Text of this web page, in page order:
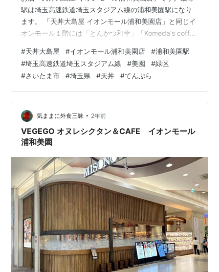
駅は埼玉高速鉄道埼玉スタジアム線の浦和美園駅になり
ます。 「天丼大島屋 イオンモール浦和美園店」と同じイ
オンモール１階には「とんかつ和幸」「Komeda's coffee
RESTAURANT ピエトロ」「おひつごはん 四六時中」
「chawan」「STARBUCKS COFFEE スターバックスコ
ーヒー」「 RAKERU ラケル」「神楽食堂 串家物語」「い
しがまやハンバーグ」「紅虎餃子房」「もりもり寿し」
「VEGEGOオヌレシクタン＆C…
#天丼大島屋 #イオンモール浦和美園店 #浦和美園駅
#埼玉高速鉄道埼玉スタジアム線 #美園 #緑区
#さいたま市 #埼玉県 #天丼 #てんぷら
気ままに外食三昧 • 2年前
VEGEGO オヌレシクタン＆CAFE イオンモール
浦和美園